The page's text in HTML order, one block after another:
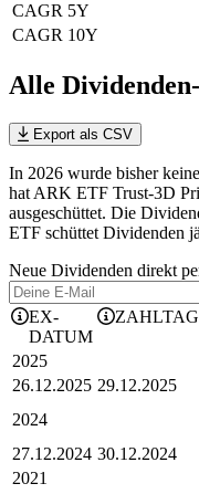
CAGR 5Y
CAGR 10Y
Alle
Export als CSV
In 2026 wurde bisher
hat ARK ETF Trust-3D
ausgeschüttet. Die
ETF schüttet Dividenden
Neue Dividenden direkt
EX-
DATUM
ZAHLTAG
2025
26.12.2025 29.12.2025
2024
27.12.2024 30.12.2024
2021